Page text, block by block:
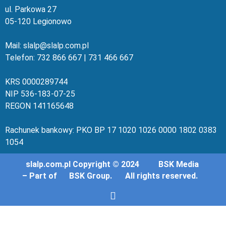
ul. Parkowa 27
05-120 Legionowo
Mail: slalp@slalp.com.pl
Telefon: 732 866 667 | 731 466 667
KRS 0000289744
NIP 536-183-07-25
REGON 141165648
Rachunek bankowy: PKO BP 17 1020 1026 0000 1802 0383
1054
slalp.com.pl Copyright © 2024
BSK Media
– Part of
BSK Group. All rights reserved.